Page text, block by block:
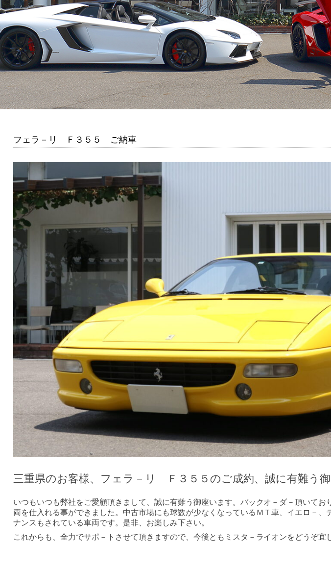
フェラ－リ Ｆ３５５ ご納車
三重県のお客様、フェラ－リ Ｆ３５５のご成約、誠に有難う御
いつもいつも弊社をご愛顧頂きまして、誠に有難う御座います。バックオ－ダ－頂いてお
両を仕入れる事ができました。中古市場にも球数が少なくなっているＭＴ車、イエロ－、
ナンスもされている車両です。是非、お楽しみ下さい。
これからも、全力でサポ－トさせて頂きますので、今後ともミスタ－ライオンをどうぞ